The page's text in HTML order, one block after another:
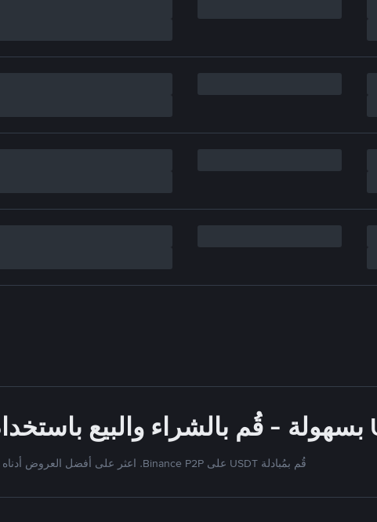
قُم بمُبادلة USDT على Binance P2P. اعثر على أفضل العروض أدناه لشراء وبيع